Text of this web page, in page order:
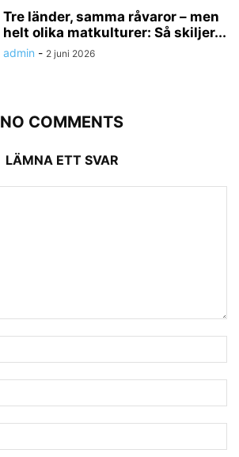
Tre länder, samma råvaror – men
helt olika matkulturer: Så skiljer...
admin - 2 juni 2026
NO COMMENTS
LÄMNA ETT SVAR